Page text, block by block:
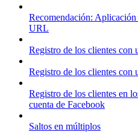
Recomendación:
URL
Registro de los clientes con
Registro de los clientes con
Registro de los clientes en
cuenta de Facebook
Saltos en múltiplos